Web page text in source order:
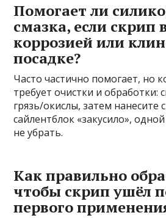
Помогает ли
смазка, если скрип
коррозией или
посадке?
Часто частично помогает, но
требует очистки и обработки:
грязь/окислы, затем нанесите
сайлентблок «закусило»,
не убрать.
Как правильно
чтобы скрип ушёл
первого